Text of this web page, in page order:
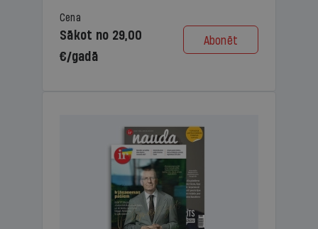
Cena
Sākot no 29,00
€/gadā
Abonēt